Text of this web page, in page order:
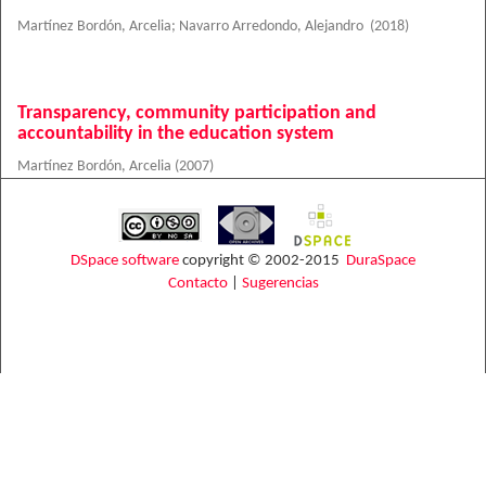
Martínez Bordón, Arcelia; Navarro Arredondo, Alejandro (2018)
Transparency, community participation and
accountability in the education system
Martínez Bordón, Arcelia (2007)
DSpace software copyright © 2002-2015 DuraSpace
Contacto| Sugerencias